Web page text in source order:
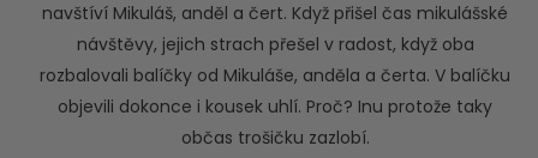
navštíví Mikuláš, anděl a čert. Když přišel čas mikulášské
návštěvy, jejich strach přešel v radost, když oba
rozbalovali balíčky od Mikuláše, anděla a čerta. V balíčku
objevili dokonce i kousek uhlí. Proč? Inu protože taky
občas trošičku zazlobí.